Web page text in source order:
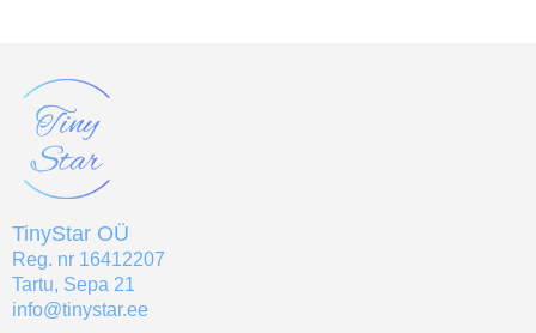
TinyStar OÜ
Reg. nr 16412207
Tartu, Sepa 21
info@tinystar.ee